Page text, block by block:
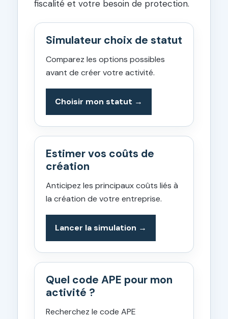
fiscalité et votre besoin de protection.
Simulateur choix de statut
Comparez les options possibles
avant de créer votre activité.
Choisir mon statut
Estimer vos coûts de
création
Anticipez les principaux coûts liés à
la création de votre entreprise.
Lancer la simulation
Quel code APE pour mon
activité ?
Recherchez le code APE